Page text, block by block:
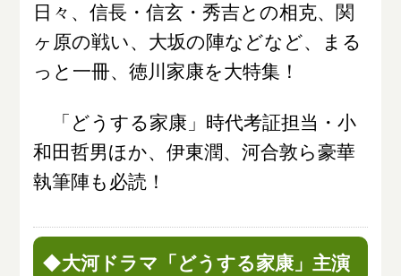
日々、信長・信玄・秀吉との相克、関
ヶ原の戦い、大坂の陣などなど、まる
っと一冊、徳川家康を大特集！
「どうする家康」時代考証担当・小
和田哲男ほか、伊東潤、河合敦ら豪華
執筆陣も必読！
◆大河ドラマ「どうする家康」主演